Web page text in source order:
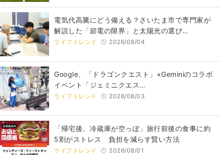
電気代高騰にどう備える？さいたま市で専門家が
解説した「節電の限界」と太陽光の選び…
ライフトレンド 2026/08/04
Google、「ドラゴンクエスト」×Geminiのコラボ
イベント「ジェミニクエス…
ライフトレンド 2026/08/03
「帰宅後、冷蔵庫が空っぽ」旅行前後の食事に約
5割がストレス 負担を減らす賢い方法
ライフトレンド 2026/08/01